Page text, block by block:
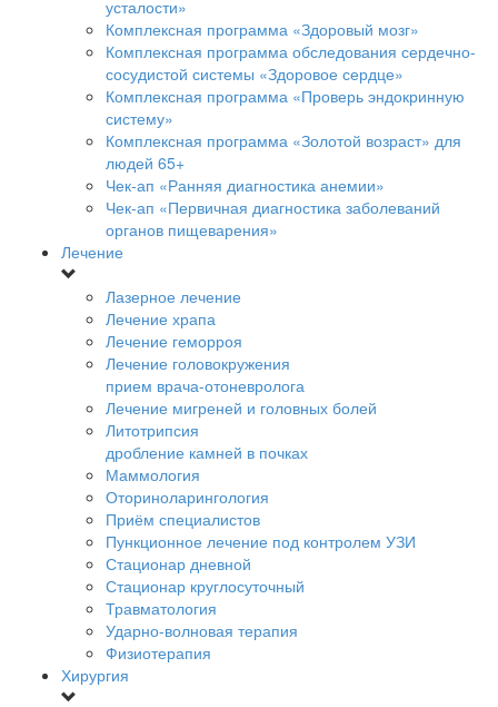
усталости»
Комплексная программа «Здоровый мозг»
Комплексная программа обследования сердечно-
сосудистой системы «Здоровое сердце»
Комплексная программа «Проверь эндокринную
систему»
Комплексная программа «Золотой возраст» для
людей 65+
Чек-ап «Ранняя диагностика анемии»
Чек-ап «Первичная диагностика заболеваний
органов пищеварения»
Лечение
Лазерное лечение
Лечение храпа
Лечение геморроя
Лечение головокружения
прием врача-отоневролога
Лечение мигреней и головных болей
Литотрипсия
дробление камней в почках
Маммология
Оториноларингология
Приём специалистов
Пункционное лечение под контролем УЗИ
Стационар дневной
Стационар круглосуточный
Травматология
Ударно-волновая терапия
Физиотерапия
Хирургия